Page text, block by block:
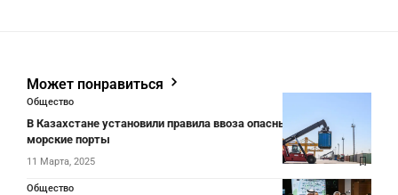
Может понравиться
Общество
В Казахстане установили правила ввоза опасных грузов в
морские порты
11 Марта, 2025
Общество